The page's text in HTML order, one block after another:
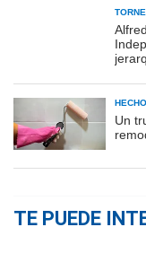
Un
TE PUEDE